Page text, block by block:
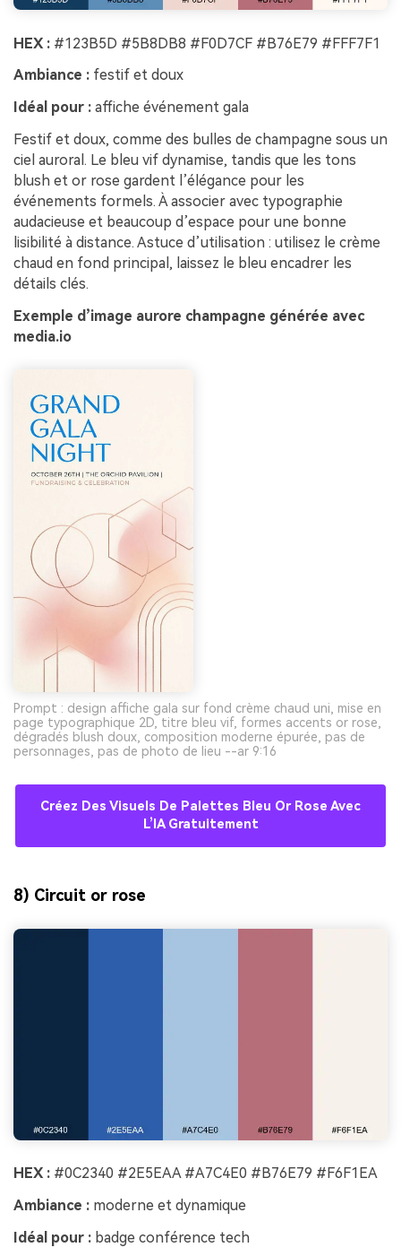
HEX : #123B5D #5B8DB8 #F0D7CF #B76E79 #FFF7F1
Ambiance : festif et doux
Idéal pour : affiche événement gala
Festif et doux, comme des bulles de champagne sous un
ciel auroral. Le bleu vif dynamise, tandis que les tons
blush et or rose gardent l’élégance pour les
événements formels. À associer avec typographie
audacieuse et beaucoup d’espace pour une bonne
lisibilité à distance. Astuce d’utilisation : utilisez le crème
chaud en fond principal, laissez le bleu encadrer les
détails clés.
Exemple d’image aurore champagne générée avec
media.io
Prompt : design affiche gala sur fond crème chaud uni, mise en
page typographique 2D, titre bleu vif, formes accents or rose,
dégradés blush doux, composition moderne épurée, pas de
personnages, pas de photo de lieu --ar 9:16
Créez Des Visuels De Palettes Bleu Or Rose Avec
L’IA Gratuitement
8) Circuit or rose
HEX : #0C2340 #2E5EAA #A7C4E0 #B76E79 #F6F1EA
Ambiance : moderne et dynamique
Idéal pour : badge conférence tech